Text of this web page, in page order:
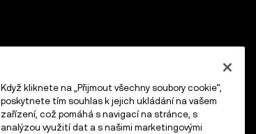
Když kliknete na „Přijmout všechny soubory cookie“,
poskytnete tím souhlas k jejich ukládání na vašem
zařízení, což pomáhá s navigací na stránce, s
analýzou využití dat a s našimi marketingovými